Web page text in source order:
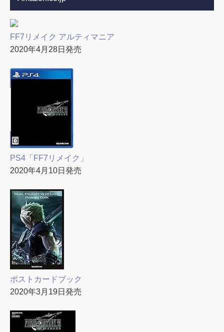
FF7リメイク アルティマニア
2020年4月28日発売
PS4「FF7リメイク」
2020年4月10日発売
ポストカードブック
2020年3月19日発売